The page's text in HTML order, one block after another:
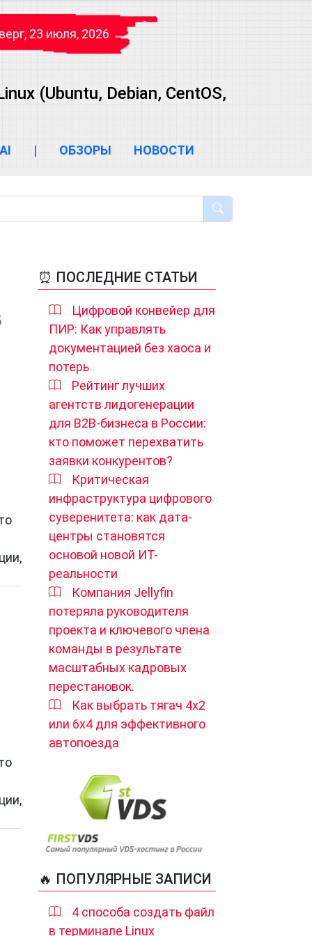
23 июля, 2026
(Ubuntu, Debian, CentOS,
AI | ОБЗОРЫ НОВОСТИ
⏰ ПОСЛЕДНИЕ СТАТЬИ
Цифровой конвейер для
ПИР: Как управлять
документацией без хаоса и
потерь
Рейтинг лучших
агентств лидогенерации
для B2B-бизнеса в России:
кто поможет перехватить
заявки конкурентов?
Критическая
инфраструктура цифрового
суверенитета: как дата-
центры становятся
основой новой ИТ-
реальности
Компания Jellyfin
потеряла руководителя
проекта и ключевого члена
команды в результате
масштабных кадровых
перестановок.
Как выбрать тягач 4х2
или 6х4 для эффективного
автопоезда
🔥 ПОПУЛЯРНЫЕ ЗАПИСИ
4 способа создать файл
в терминале Linux